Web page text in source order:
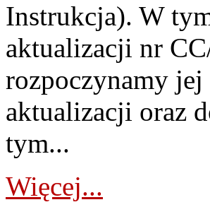
Instrukcja). W
aktualizacji nr
rozpoczynamy
aktualizacji oraz
tym...
Więcej...